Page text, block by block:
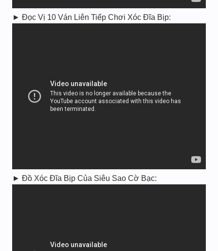
► Đọc Vị 10 Ván Liên Tiếp Chơi Xóc Đĩa Bịp:
► Đồ Xóc Đĩa Bịp Của Siêu Sao Cờ Bạc: